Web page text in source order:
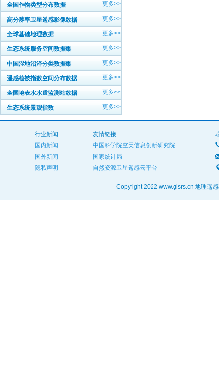
全国作物类型分布数据 更多>>
高分辨率卫星遥感影像数据 更多>>
全球基础地理数据 更多>>
生态系统服务空间数据集 更多>>
中国湿地沼泽分类数据集 更多>>
遥感植被指数空间分布数据 更多>>
全国地表水水质监测站数据 更多>>
生态系统景观指数 更多>>
行业新闻
国内新闻
国外新闻
隐私声明
友情链接
中国科学院空天信息创新研究院
国家统计局
自然资源卫星遥感云平台
Copyright 2022 www.gisrs.cn 地理遥